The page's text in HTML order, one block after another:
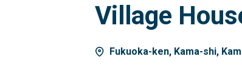
Village
Fukuoka-ken, Kama-shi,